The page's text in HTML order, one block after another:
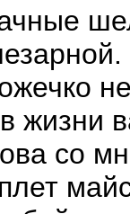
жизни
со